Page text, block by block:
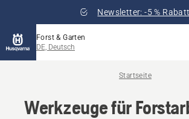
Newsletter: -5 % Rabatt
Forst & Garten
DE, Deutsch
Startseite
Werkzeuge für